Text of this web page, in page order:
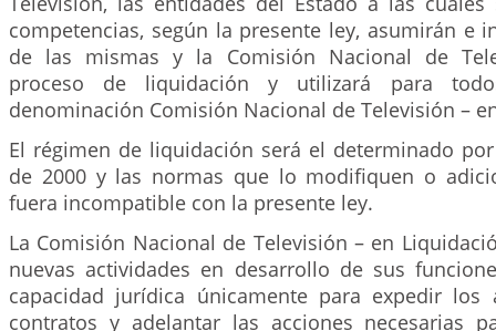
competencias, según la presente ley, asumirán e
de las mismas y la Comisión Nacional de
proceso de liquidación y utilizará para
denominación Comisión Nacional de Televisión –
El régimen de liquidación será el determinado
de 2000 y las normas que lo modifiquen o
fuera incompatible con la presente ley.
La Comisión Nacional de Televisión – en
nuevas actividades en desarrollo de sus
capacidad jurídica únicamente para expedir los
contratos y adelantar las acciones necesarias